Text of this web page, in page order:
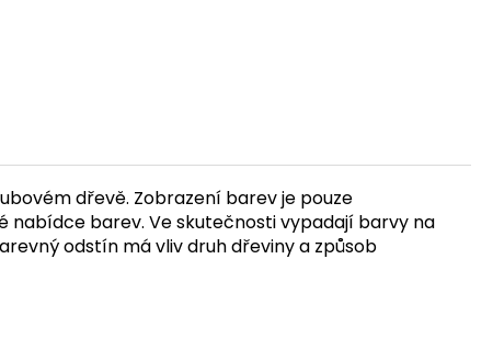
dřevě. Zobrazení barev je pouze
nabídce barev. Ve skutečnosti vypadají barvy na
odstín má vliv druh dřeviny a způsob